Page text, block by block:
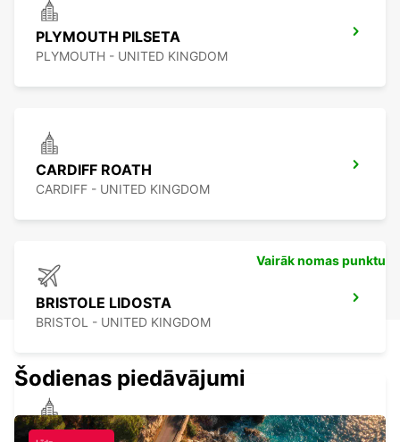
PLYMOUTH PILSETA
PLYMOUTH - UNITED KINGDOM
CARDIFF ROATH
CARDIFF - UNITED KINGDOM
BRISTOLE LIDOSTA
BRISTOL - UNITED KINGDOM
BRISTOL SOUTH
Vairāk nomas punktu
Šodienas piedāvājumi